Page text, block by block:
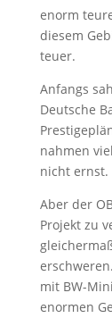
enorm
diesem
teuer.
Anfangs
Deutsche
nahmen
nicht ernst.
Aber der
Projekt zu
mit BW-
enormen